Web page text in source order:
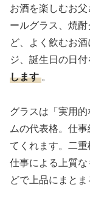
お酒を楽しむお
ールグラス、焼
ど、よく飲むお
ジ、誕生日の日付
します 。
グラスは「実用
ムの代表格。仕
てくれます。二
仕事による上質
どで上品にまと